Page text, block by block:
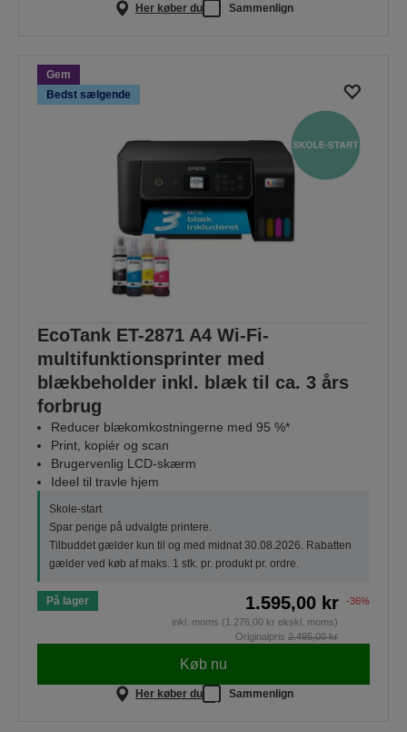
Her køber du Sammenlign
Gem
Bedst sælgende
EcoTank ET-2871 A4 Wi-Fi-
multifunktionsprinter med
blækbeholder inkl. blæk til ca. 3 års
forbrug
Reducer blækomkostningerne med 95 %*
Print, kopiér og scan
Brugervenlig LCD-skærm
Ideel til travle hjem
Skole-start
Spar penge på udvalgte printere.
Tilbuddet gælder kun til og med midnat 30.08.2026. Rabatten
gælder ved køb af maks. 1 stk. pr. produkt pr. ordre.
På lager 1.595,00 kr
-36%
inkl. moms (1.276,00 kr ekskl. moms)
Originalpris 2.495,00 kr
Køb nu
Her køber du Sammenlign
Skole-start